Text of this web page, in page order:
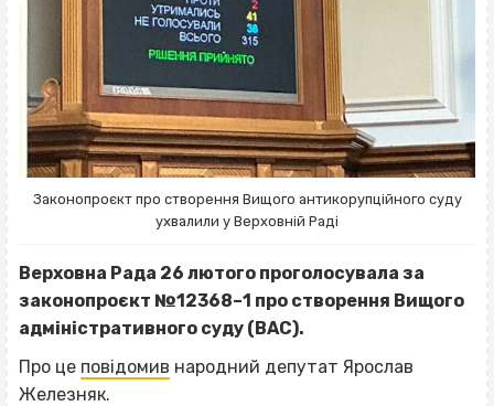
Законопроєкт про створення Вищого антикорупційного суду
ухвалили у Верховній Раді
Верховна Рада 26 лютого проголосувала за
законопроєкт №12368–1 про створення Вищого
адміністративного суду (ВАС).
Про це повідомив народний депутат Ярослав
Железняк.